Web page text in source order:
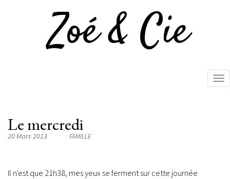
contenu
principal
Zoé & Cie
Le mercredi
20 Mars 2013 FAMILLE
Il n'est que 21h38, mes yeux se ferment sur cette journée